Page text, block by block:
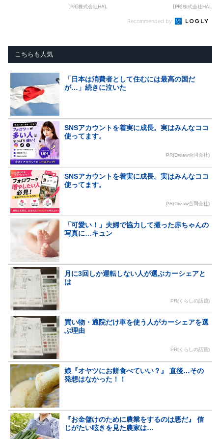
[PR]株式会社HAL [PR]株式会社HAL
Recommended by
こちらも人気
「日本は消費者として住むには最高の国だ
が…」続きに泣いた
SNSアカウントを着実に成長。実はみんなココ
使ってます。
PR(Dreaw合同会社)
SNSアカウントを着実に成長。実はみんなココ
使ってます。
PR(Dreaw合同会社)
「可愛い！」夫婦で協力して撮った赤ちゃんの
写真に…キュン
月に3回しか運転しない人が選ぶカーシェアと
は
PR(くらしの話題)
買い物・通院だけ車を使う人がカーシェアを選
ぶ理由
PR(くらしの話題)
娘『オヤツにお餅食べていい？』 直後…その
発想はなかった！！
『お金儲けのために農業をするのは悪だ』 信
じがたい呟きを見た農家は…